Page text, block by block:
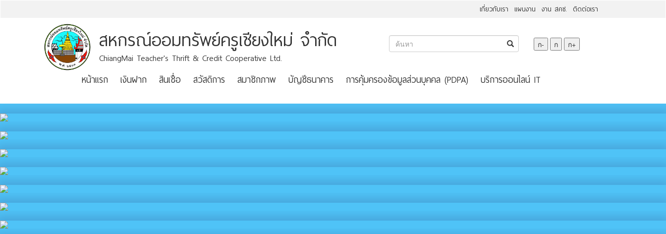
เกี่ยวกับเรา แผนงาน งาน สคช. ติดต่อเรา
สหกรณ์ออมทรัพย์ครูเชียงใหม่ จำกัด
ChiangMai Teacher's Thrift & Credit Cooperative Ltd.
ก- ก ก+
หน้าแรก เงินฝาก สินเชื่อ สวัสดิการ สมาชิกภาพ บัญชีธนาคาร การคุ้มครองข้อมูลส่วนบุคคล (PDPA) บริการออนไลน์ IT